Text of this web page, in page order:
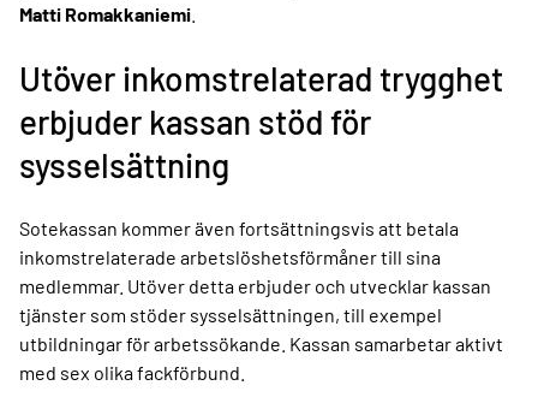
Matti Romakkaniemi
Utöver inkomstrelaterad trygghet
erbjuder kassan stöd för
sysselsättning
Sotekassan kommer även fortsättningsvis att betala
inkomstrelaterade arbetslöshetsförmåner till sina
medlemmar. Utöver detta erbjuder och utvecklar kassan
tjänster som stöder sysselsättningen, till exempel
utbildningar för arbetssökande. Kassan samarbetar aktivt
med sex olika fackförbund.